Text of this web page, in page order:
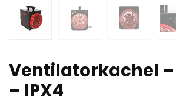
Ventilatorkachel –
– IPX4